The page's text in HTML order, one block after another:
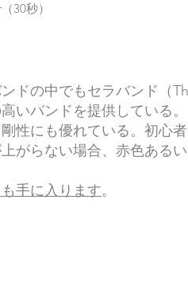
30秒）
ドの中でもセラバンド（
いバンドを提供している。
性にも優れている。初心
がらない場合、赤色あるい
手に入ります。